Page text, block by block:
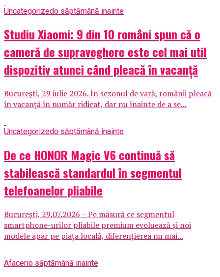
Uncategorizedo săptămână inainte
Studiu Xiaomi: 9 din 10 români spun că o
cameră de supraveghere este cel mai util
dispozitiv atunci când pleacă în vacanță
București, 29 iulie 2026. În sezonul de vară, românii pleacă
în vacanță în număr ridicat, dar nu înainte de a se...
Uncategorizedo săptămână inainte
De ce HONOR Magic V6 continuă să
stabilească standardul în segmentul
telefoanelor pliabile
București, 29.07.2026 – Pe măsură ce segmentul
smartphone-urilor pliabile premium evoluează și noi
modele apar pe piața locală, diferențierea nu mai...
Afacerio săptămână inainte